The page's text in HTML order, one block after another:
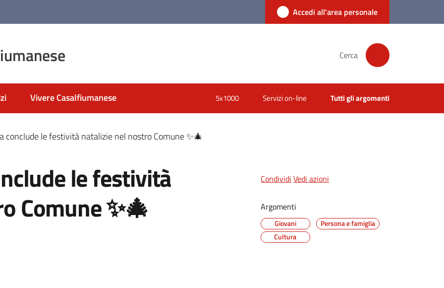
Accedi all'area personale
Cerca
Vivere Casalfiumanese 5x1000 Servizi on-line Tutti gli argomenti
conclude le festività natalizie nel nostro Comune ✨🎄
le festività
Comune ✨🎄
Condividi Vedi azioni
Argomenti
Giovani
Persona e famiglia
Cultura